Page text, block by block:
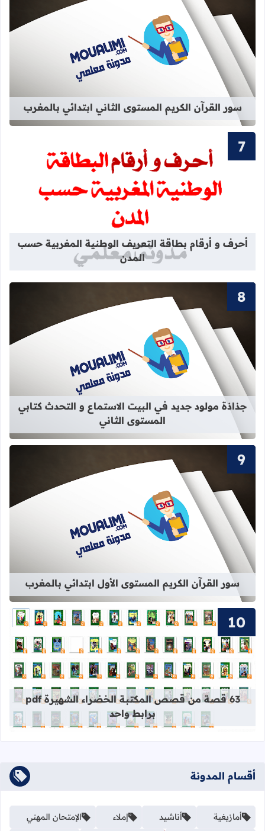
قراءة المزيد عن سور القرآن الكريم
سور القرآن الكريم المستوى الثاني ابتدائي بالمغرب
قراءة المزيد عن أحرف و أرقام
أحرف و أرقام بطاقة التعريف الوطنية المغربية حسب
المدن
قراءة المزيد عن جذاذة مولود جديد
جذاذة مولود جديد في البيت الاستماع و التحدث كتابي
المستوى الثاني
قراءة المزيد عن سور القرآن الكريم
سور القرآن الكريم المستوى الأول ابتدائي بالمغرب
قراءة المزيد عن 63 قصة من قصص المكتبة الخضراء الشهيرة pdf برابط واحد
63 قصة من قصص المكتبة الخضراء الشهيرة pdf
برابط واحد
أقسام المدونة
أمازيغية أناشيد إملاء الإمتحان المهني